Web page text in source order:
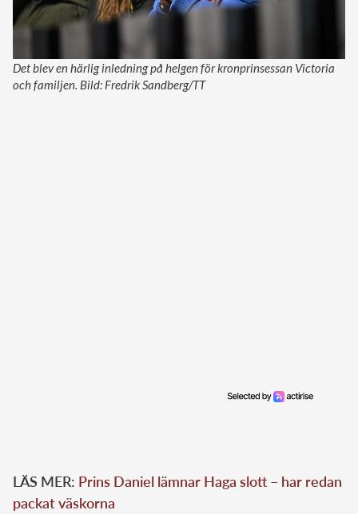
Det blev en härlig inledning på helgen för kronprinsessan Victoria
och familjen. Bild: Fredrik Sandberg/TT
LÄS MER: Prins Daniel lämnar Haga slott – har redan
packat väskorna